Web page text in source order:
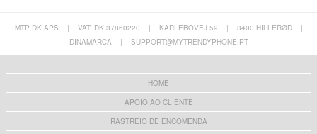
MTP DK APS | VAT: DK 37860220 | KARLEBOVEJ 59 | 3400 HILLERØD
|
DINAMARCA
| SUPPORT@MYTRENDYPHONE.PT
HOME
APOIO AO CLIENTE
RASTREIO DE ENCOMENDA